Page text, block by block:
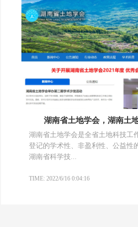
湖南省土地学会，湖南土
湖南省土地学会是全省土地科技工
登记的学术性、非盈利性、公益性
湖南省科学技...
TIME: 2022/6/16 0:04:16